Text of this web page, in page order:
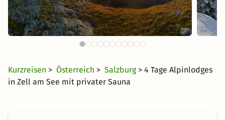
Kurzreisen > Österreich > Salzburg > 4 Tage Alpinlodges
in Zell am See mit privater Sauna